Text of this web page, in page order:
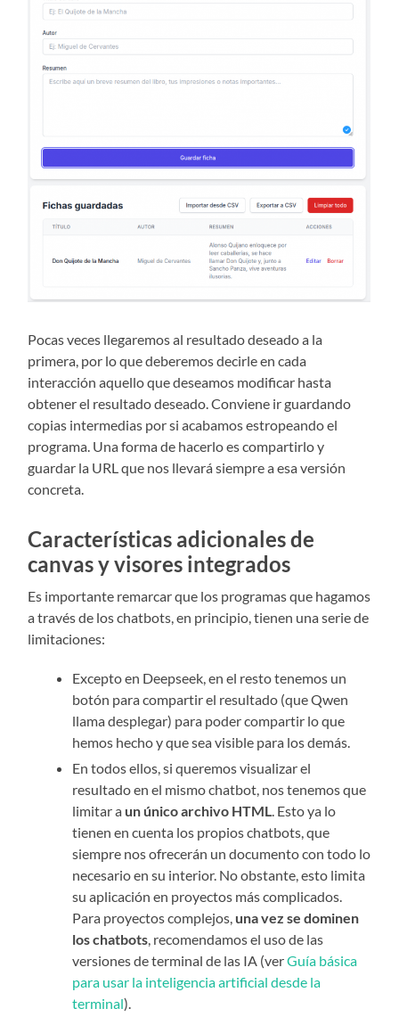
Pocas veces llegaremos al resultado deseado a la
primera, por lo que deberemos decirle en cada
interacción aquello que deseamos modificar hasta
obtener el resultado deseado. Conviene ir guardando
copias intermedias por si acabamos estropeando el
programa. Una forma de hacerlo es compartirlo y
guardar la URL que nos llevará siempre a esa versión
concreta.
Características adicionales de
canvas y visores integrados
Es importante remarcar que los programas que hagamos
a través de los chatbots, en principio, tienen una serie de
limitaciones:
Excepto en Deepseek, en el resto tenemos un
botón para compartir el resultado (que Qwen
llama desplegar) para poder compartir lo que
hemos hecho y que sea visible para los demás.
En todos ellos, si queremos visualizar el
resultado en el mismo chatbot, nos tenemos que
limitar a un único archivo HTML. Esto ya lo
tienen en cuenta los propios chatbots, que
siempre nos ofrecerán un documento con todo lo
necesario en su interior. No obstante, esto limita
su aplicación en proyectos más complicados.
Para proyectos complejos, una vez se dominen
los chatbots, recomendamos el uso de las
versiones de terminal de las IA (verGuía básica
para usar la inteligencia artificial desde la
terminal).